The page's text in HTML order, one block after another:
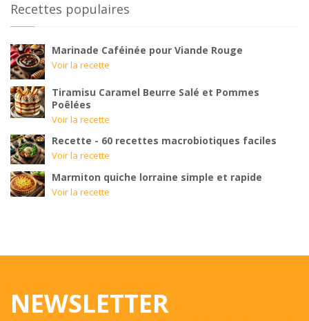
Recettes populaires
Marinade Caféinée pour Viande Rouge
Voir la recette
Tiramisu Caramel Beurre Salé et Pommes
Poêlées
Voir la recette
Recette - 60 recettes macrobiotiques faciles
Voir la recette
Marmiton quiche lorraine simple et rapide
Voir la recette
NEWSLETTER